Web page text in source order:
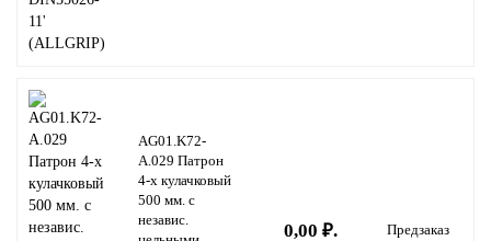
AG01.K72-
A.029 Патрон
4-х кулачковый
500 мм. с
независ.
0,00 ₽. Предзаказ